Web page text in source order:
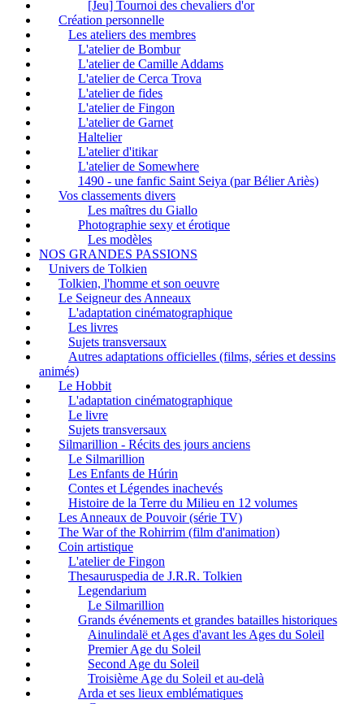
[Jeu] Tournoi des chevaliers d'or
Création personnelle
Les ateliers des membres
L'atelier de Bombur
L'atelier de Camille Addams
L'atelier de Cerca Trova
L'atelier de fides
L'atelier de Fingon
L'atelier de Garnet
Haltelier
L'atelier d'itikar
L'atelier de Somewhere
1490 - une fanfic Saint Seiya (par Bélier Ariès)
Vos classements divers
Les maîtres du Giallo
Photographie sexy et érotique
Les modèles
NOS GRANDES PASSIONS
Univers de Tolkien
Tolkien, l'homme et son oeuvre
Le Seigneur des Anneaux
L'adaptation cinématographique
Les livres
Sujets transversaux
Autres adaptations officielles (films, séries et dessins
animés)
Le Hobbit
L'adaptation cinématographique
Le livre
Sujets transversaux
Silmarillion - Récits des jours anciens
Le Silmarillion
Les Enfants de Húrin
Contes et Légendes inachevés
Histoire de la Terre du Milieu en 12 volumes
Les Anneaux de Pouvoir (série TV)
The War of the Rohirrim (film d'animation)
Coin artistique
L'atelier de Fingon
Thesauruspedia de J.R.R. Tolkien
Legendarium
Le Silmarillion
Grands événements et grandes batailles historiques
Ainulindalë et Ages d'avant les Ages du Soleil
Premier Age du Soleil
Second Age du Soleil
Troisième Age du Soleil et au-delà
Arda et ses lieux emblématiques